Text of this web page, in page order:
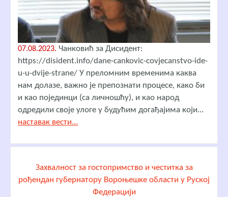
07.08.2023. Чанковић за Дисидент:
https://disident.info/dane-cankovic-covjecanstvo-ide-
u-u-dvije-strane/ У преломним временима каква
нам долазе, важно је препознати процесе, како би
и као појединци (са личношћу), и као народ
одредили своје улоге у будућим догађајима који...
наставак вести...
Захвалност за гостопримство и честитка за
рођендан губернатору Вороњешке области у Руској
Федерацији